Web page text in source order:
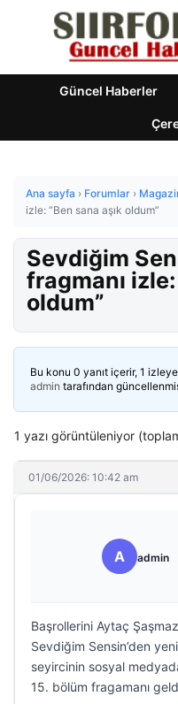
Güncel Haberler
Ana sayfa › Forumlar ›
izle: “Ben sana aşık oldum”
Sevdiğim
fragmanı
oldum”
Bu konu 0 yanıt içerir, 1
admin tarafından
1 yazı görüntüleniyor
01/06/2026: 10:42 am
A admin
Başrollerini Aytaç
Sevdiğim Sensin’den
seyircinin sosyal
15. bölüm fragamanı